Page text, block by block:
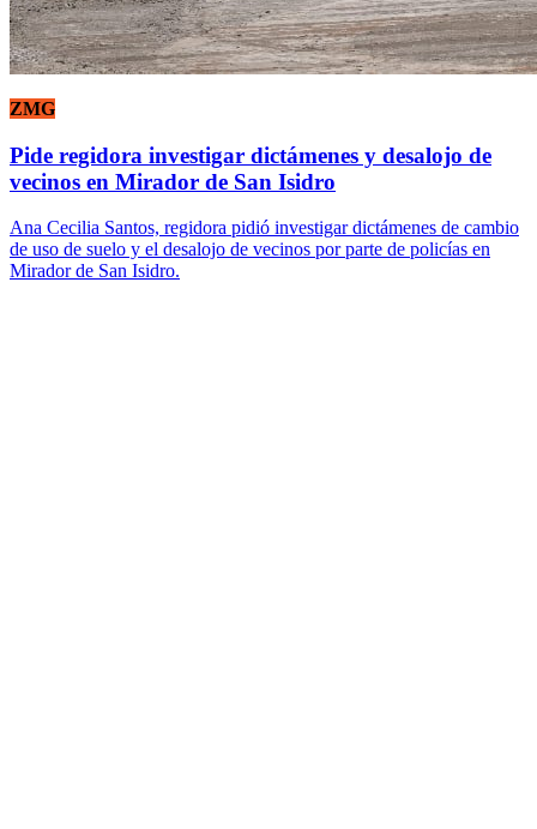
ZMG
Pide regidora investigar dictámenes y desalojo de
vecinos en Mirador de San Isidro
Ana Cecilia Santos, regidora pidió investigar dictámenes de cambio
de uso de suelo y el desalojo de vecinos por parte de policías en
Mirador de San Isidro.